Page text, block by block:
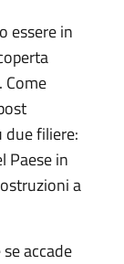
essere in
filiere:
Paese in
a
accade